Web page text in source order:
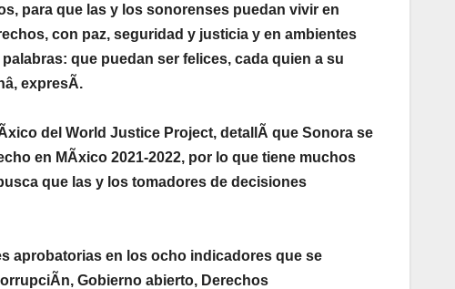
para que las y los sonorenses puedan vivir en
con paz, seguridad y justicia y en ambientes
que puedan ser felices, cada quien a su
expresÃ.
del World Justice Project, detallÃ que Sonora se
en MÃxico 2021-2022, por lo que tiene muchos
que las y los tomadores de decisiones
aprobatorias en los ocho indicadores que se
Gobierno abierto, Derechos